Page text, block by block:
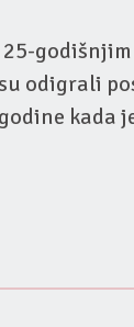
odigrali
kada